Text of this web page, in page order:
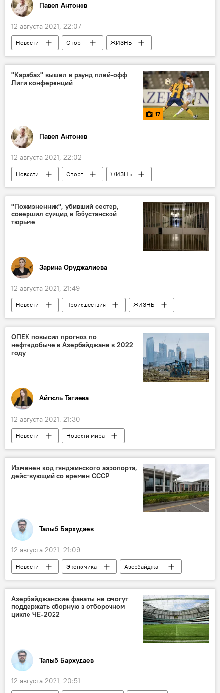
Павел Антонов
12 августа 2021, 22:07
Новости Спорт
ЖИЗНЬ
Азербайджан
Новости мира
ФК "Нефтчи"
Лига Европы
"Карабах" вышел в раунд плей-офф
Лиги конференций
17
Павел Антонов
12 августа 2021, 22:02
Новости Спорт
ЖИЗНЬ
Азербайджан
Новости мира
матч
Фото
МУЛЬТИМЕДИА
"Пожизненник", убивший сестер,
совершил суицид в Гобустанской
тюрьме
Зарина Оруджалиева
12 августа 2021, 21:49
Новости Происшествия
ЖИЗНЬ
Азербайджан
Суицид
пожизненное заключение
ОПЕК повысил прогноз по
нефтедобыче в Азербайджане в 2022
году
Айгюль Тагиева
12 августа 2021, 21:30
Новости
Новости мира
Азербайджан
Экономика
ОПЕК
Изменен код гянджинского аэропорта,
действующий со времен СССР
Талыб Бархудаев
12 августа 2021, 21:09
Новости Экономика
Азербайджан
Новости мира
код
аэропорт
Гянджа
Азербайджанские фанаты не смогут
поддержать сборную в отборочном
цикле ЧЕ-2022
Талыб Бархудаев
12 августа 2021, 20:51